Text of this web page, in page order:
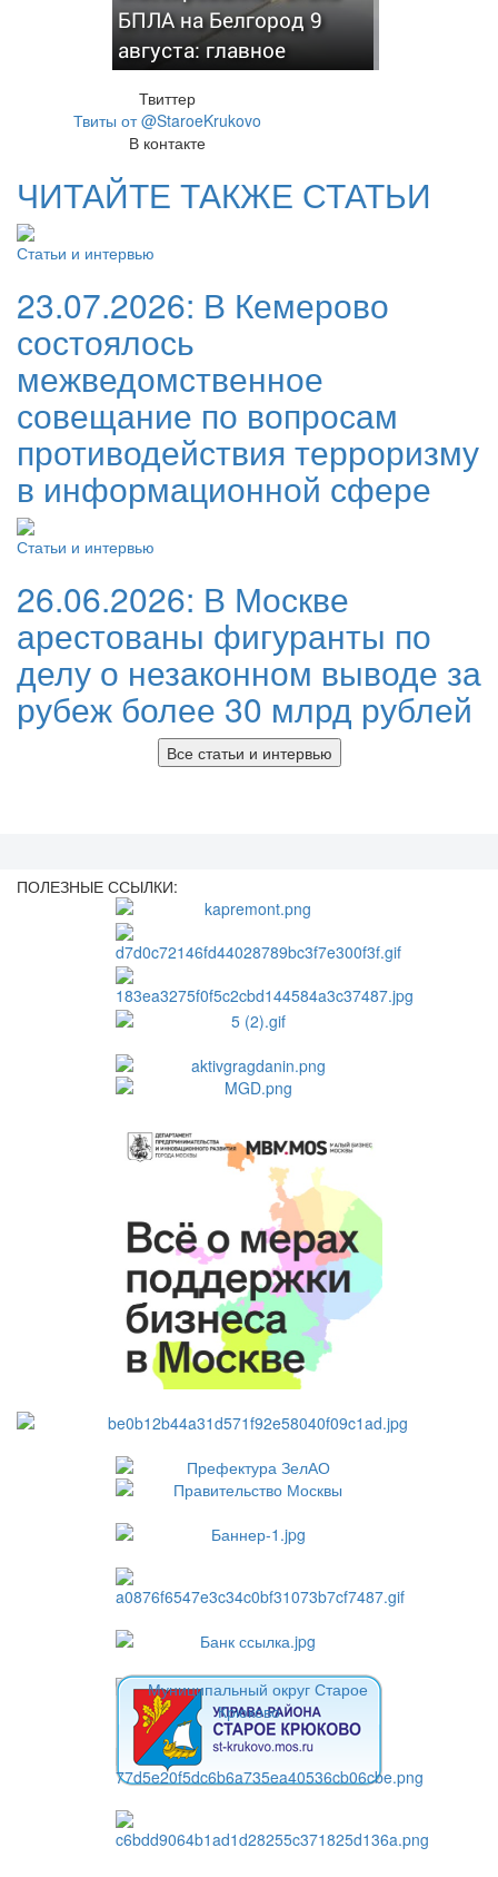
БПЛА на Белгород 9
августа: главное
Твиттер
Твиты от @StaroeKrukovo
В контакте
ЧИТАЙТЕ ТАКЖЕ СТАТЬИ
Статьи и интервью
23.07.2026: В Кемерово
состоялось
межведомственное
совещание по вопросам
противодействия терроризму
в информационной сфере
Статьи и интервью
26.06.2026: В Москве
арестованы фигуранты по
делу о незаконном выводе за
рубеж более 30 млрд рублей
Все статьи и интервью
ПОЛЕЗНЫЕ ССЫЛКИ: